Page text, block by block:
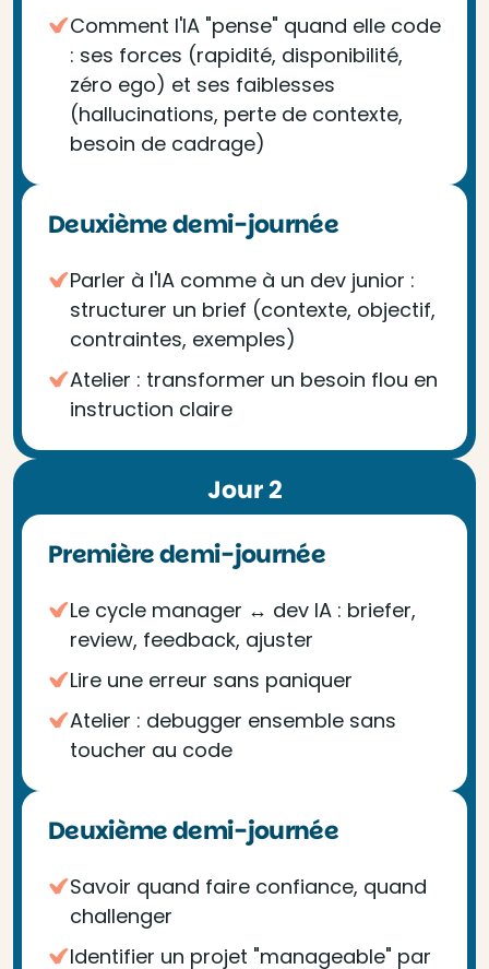
Comment l'IA "pense" quand elle code
: ses forces (rapidité, disponibilité,
zéro ego) et ses faiblesses
(hallucinations, perte de contexte,
besoin de cadrage)
Deuxième demi-journée
Parler à l'IA comme à un dev junior :
structurer un brief (contexte, objectif,
contraintes, exemples)
Atelier : transformer un besoin flou en
instruction claire
Jour 2
Première demi-journée
Le cycle manager ↔ dev IA : briefer,
review, feedback, ajuster
Lire une erreur sans paniquer
Atelier : debugger ensemble sans
toucher au code
Deuxième demi-journée
Savoir quand faire confiance, quand
challenger
Identifier un projet "manageable" par